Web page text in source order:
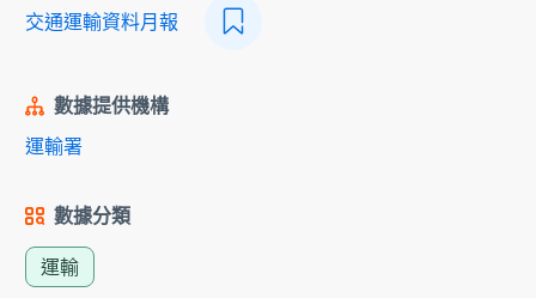
交通運輸資料月報
數據提供機構
運輸署
數據分類
運輸